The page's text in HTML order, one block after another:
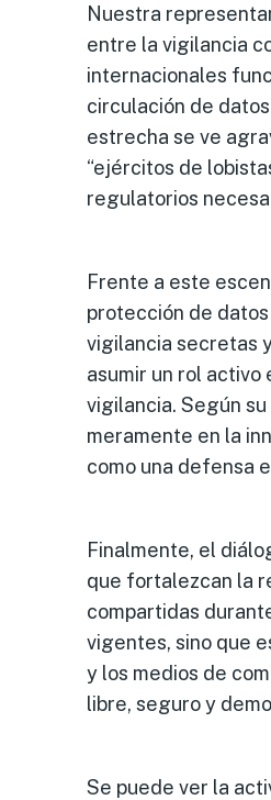
Nuestra
entre la vigilancia
internacionales
circulación de
estrecha se ve
“ejércitos de
regulatorios
Frente a este
protección de
vigilancia secretas
asumir un rol
vigilancia. Según
meramente en la
como una defensa
Finalmente, el
que fortalezcan la
compartidas
vigentes, sino que
y los medios de
libre, seguro y
Se puede ver la